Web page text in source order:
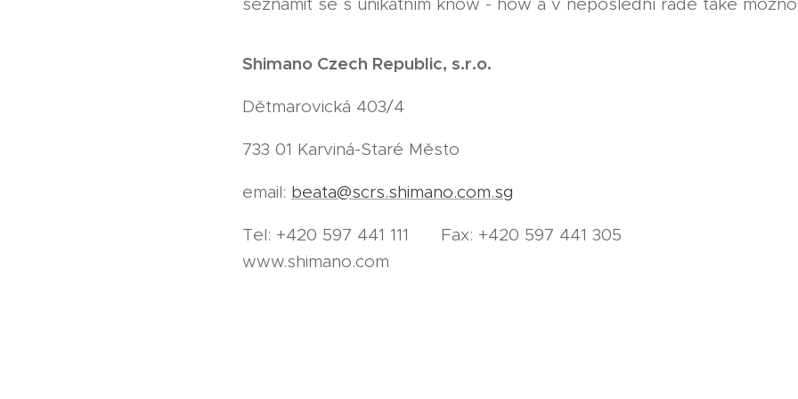
Shimano Czech Republic, s.r.o.
Dětmarovická 403/4
733 01 Karviná-Staré Město
email: beata@scrs.shimano.com.sg
Tel: +420 597 441 111 Fax: +420 597 441 305
www.shimano.com